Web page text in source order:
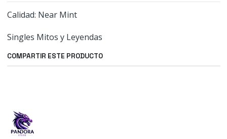
Calidad: Near Mint
Singles Mitos y Leyendas
COMPARTIR ESTE PRODUCTO